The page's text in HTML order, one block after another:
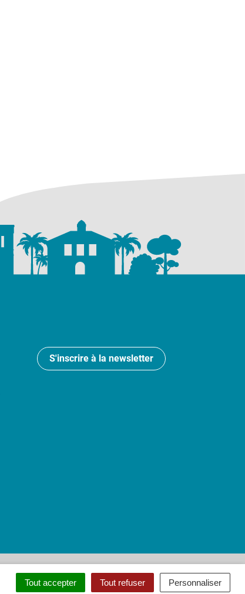
Tout accepter Tout refuser Personnaliser
S'inscrire à la newsletter